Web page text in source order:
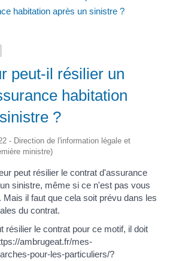
habitation après un sinistre ?
peut-il résilier un
habitation
?
- Direction de l'information légale et
ministre)
peut résilier le contrat d'assurance
sinistre, même si ce n'est pas vous
Mais il faut que cela soit prévu dans les
du contrat.
résilier le contrat pour ce motif, il doit
ambrugeat.fr/mes-
pour-les-particuliers/?